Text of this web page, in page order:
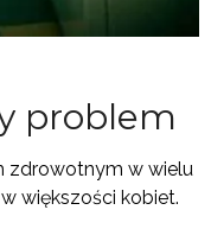
problem
zdrowotnym w wielu
większości kobiet.